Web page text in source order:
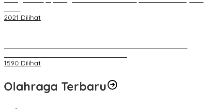
2021 Dilihat
1590 Dilihat
Olahraga Terbaru